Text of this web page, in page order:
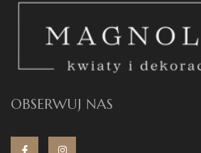
OBSERWUJ NAS